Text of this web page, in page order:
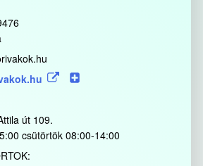
út 109.
csütörtök 08:00-14:00